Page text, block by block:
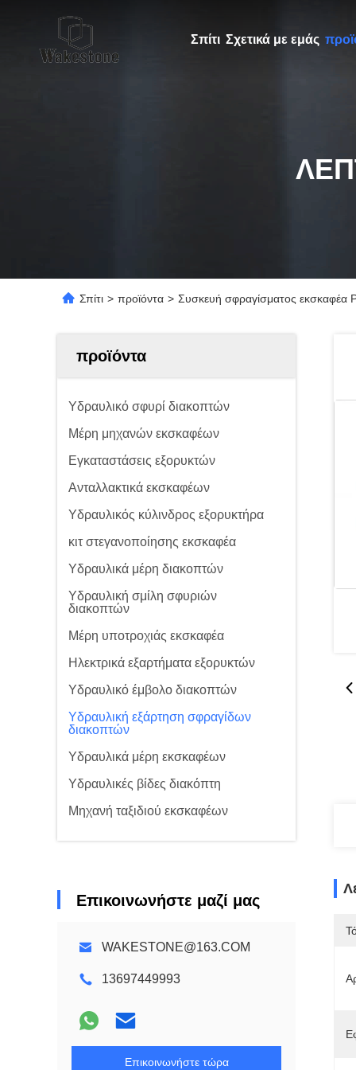
Σπίτι Σχετικά με εμάς
Σπίτι > προϊόντα > Συσκευή σφραγίσματος εκσκαφέα
προϊόντα
Υδραυλικό σφυρί διακοπτών
Μέρη μηχανών εκσκαφέων
Εγκαταστάσεις εξορυκτών
Ανταλλακτικά εκσκαφέων
Υδραυλικός κύλινδρος εξορυκτήρα
κιτ στεγανοποίησης εκσκαφέα
Υδραυλικά μέρη διακοπτών
Υδραυλική σμίλη σφυριών
διακοπτών
Μέρη υποτροχιάς εκσκαφέα
Ηλεκτρικά εξαρτήματα εξορυκτών
Υδραυλικό έμβολο διακοπτών
Υδραυλική εξάρτηση σφραγίδων
διακοπτών
Υδραυλικά μέρη εκσκαφέων
Υδραυλικές βίδες διακόπτη
Μηχανή ταξιδιού εκσκαφέων
Επικοινωνήστε μαζί μας
WAKESTONE@163.COM
13697449993
Επικοινωνήστε τώρα